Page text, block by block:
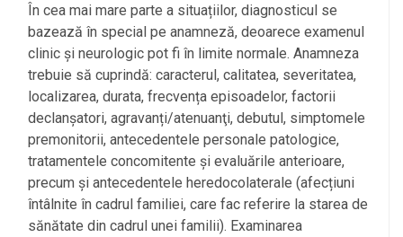
În cea mai mare parte a situațiilor, diagnosticul se
bazează în special pe anamneză, deoarece examenul
clinic și neurologic pot fi în limite normale. Anamneza
trebuie să cuprindă: caracterul, calitatea, severitatea,
localizarea, durata, frecvența episoadelor, factorii
declanșatori, agravanți/atenuanţi, debutul, simptomele
premonitorii, antecedentele personale patologice,
tratamentele concomitente și evaluările anterioare,
precum și antecedentele heredocolaterale (afecțiuni
întâlnite în cadrul familiei, care fac referire la starea de
sănătate din cadrul unei familii). Examinarea